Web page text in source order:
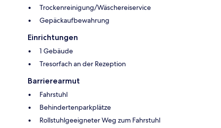
Trockenreinigung/Wäschereiservice
Gepäckaufbewahrung
Einrichtungen
1 Gebäude
Tresorfach an der Rezeption
Barrierearmut
Fahrstuhl
Behindertenparkplätze
Rollstuhlgeeigneter Weg zum Fahrstuhl